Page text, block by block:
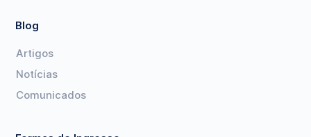
Blog
Artigos
Notícias
Comunicados